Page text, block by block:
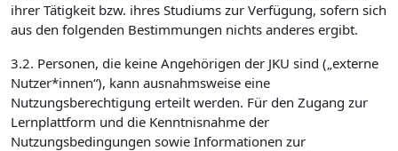
ihrer Tätigkeit bzw. ihres Studiums zur Verfügung, sofern sich
aus den folgenden Bestimmungen nichts anderes ergibt.
3.2. Personen, die keine Angehörigen der JKU sind („externe
Nutzer*innen“), kann ausnahmsweise eine
Nutzungsberechtigung erteilt werden. Für den Zugang zur
Lernplattform und die Kenntnisnahme der
Nutzungsbedingungen sowie Informationen zur